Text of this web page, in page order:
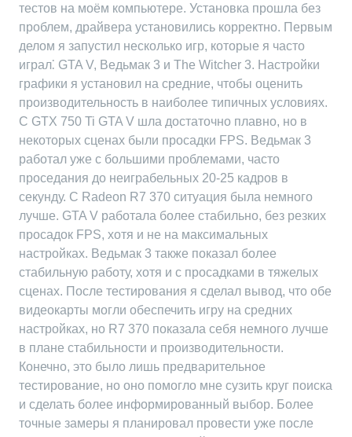
тестов на моём компьютере. Установка прошла без
проблем, драйвера установились корректно. Первым
делом я запустил несколько игр, которые я часто
играл⁚ GTA V, Ведьмак 3 и The Witcher 3. Настройки
графики я установил на средние, чтобы оценить
производительность в наиболее типичных условиях.
С GTX 750 Ti GTA V шла достаточно плавно, но в
некоторых сценах были просадки FPS. Ведьмак 3
работал уже с большими проблемами, часто
проседания до неиграбельных 20-25 кадров в
секунду. С Radeon R7 370 ситуация была немного
лучше. GTA V работала более стабильно, без резких
просадок FPS, хотя и не на максимальных
настройках. Ведьмак 3 также показал более
стабильную работу, хотя и с просадками в тяжелых
сценах. После тестирования я сделал вывод, что обе
видеокарты могли обеспечить игру на средних
настройках, но R7 370 показала себя немного лучше
в плане стабильности и производительности.
Конечно, это было лишь предварительное
тестирование, но оно помогло мне сузить круг поиска
и сделать более информированный выбор. Более
точные замеры я планировал провести уже после